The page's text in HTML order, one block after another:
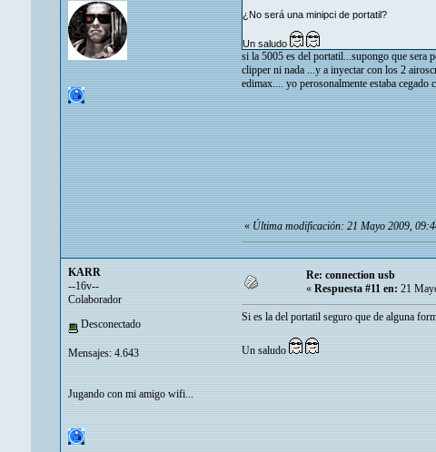
¿No será una minipci de portatil?
Un saludo
si la 5005 es del portatil...supongo que sera
clipper ni nada ...y a inyectar con los 2
edimax.... yo perosonalmente estaba
«Última modificación: 21 Mayo 2009,
KARR
--16v--
Colaborador
Desconectado
Mensajes: 4.643
Jugando con mi amigo wifi...
Re: connection usb
« Respuesta #11 en: 21
Si es la del portatil seguro que de alguna
Un saludo